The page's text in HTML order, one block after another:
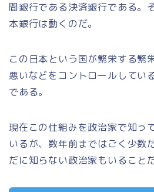
間銀行である決済銀行である。
本銀行は動くのだ。
この日本という国が繁栄する繁
悪いなどをコントロールしてい
である。
現在この仕組みを政治家で知っ
いるが、数年前まではごく少数
だに知らない政治家もいること